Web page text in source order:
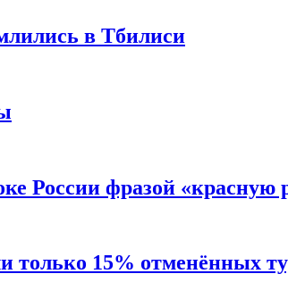
в Тбилиси
России фразой
15% отменённых